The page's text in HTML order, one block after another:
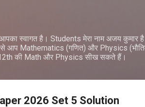
स्वागत है। Students मेरा नाम अजय
आप Mathematics (गणित) और Physics (भौतिक
की Math और Physics सीख सकते हैं।
2026 Set 5 Solution